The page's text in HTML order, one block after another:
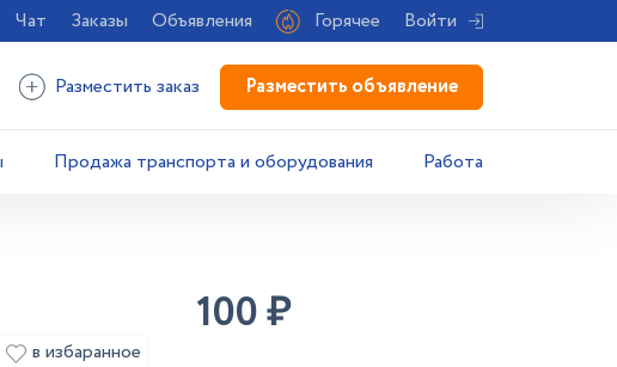
Чат Заказы Объявления Горячее Войти
Разместить заказ Разместить объявление
Продажа транспорта и оборудования Работа
в избаранное
100₽